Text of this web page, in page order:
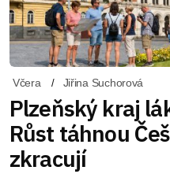
Včera Jiřina Suchorová
Plzeňský kraj
Růst táhnou
zkracují